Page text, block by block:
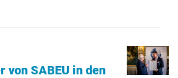
von SABEU in den